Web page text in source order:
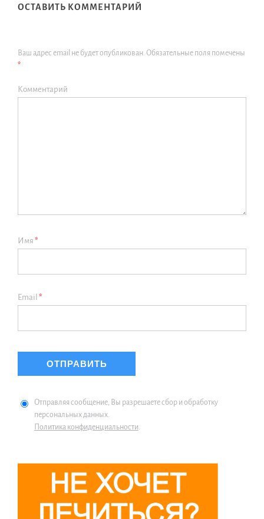
ОСТАВИТЬ КОММЕНТАРИЙ
Ваш адрес email не будет опубликован. Обязательные поля помечены
*
Комментарий
Имя *
Email *
Отправляя сообщение, Вы разрешаете сбор и обработку
персональных данных.
Политика конфиденциальности.